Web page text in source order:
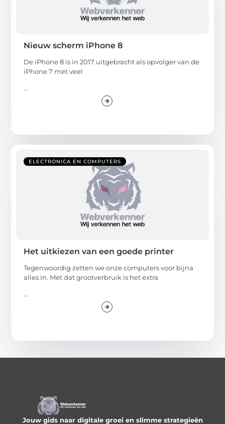
Nieuw scherm iPhone 8
De iPhone 8 is in 2017 uitgebracht als opvolger van de
iPhone 7 met veel
...
ELECTRONICA EN COMPUTERS
Het uitkiezen van een goede printer
Tegenwoordig zetten we onze computers voor bijna
alles in. Met dat grootverbruik is het extra
...
Jouw gids naar digitale groei en slimme strategieën